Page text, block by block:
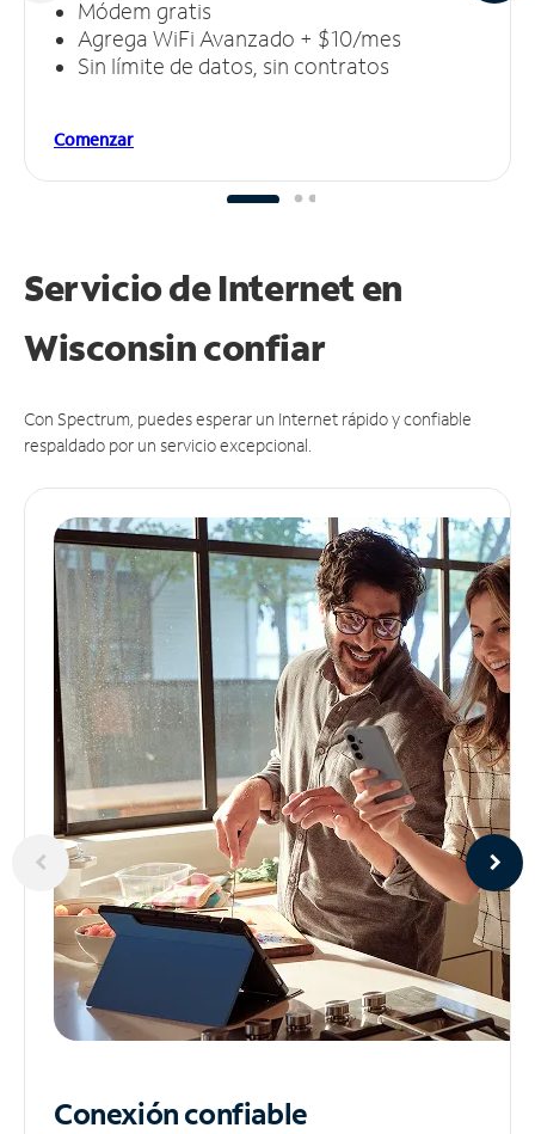
Módem gratis
Agrega WiFi Avanzado + $10/mes
Sin límite de datos, sin contratos
Comenzar
Servicio de Internet en
Wisconsinconfiar
Con Spectrum, puedes esperar un Internet rápido y confiable
respaldado por un servicio excepcional.
Conexión confiable